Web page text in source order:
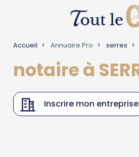
Accueil Annuaire Pro serres
notaire à
Inscrire mon entreprise